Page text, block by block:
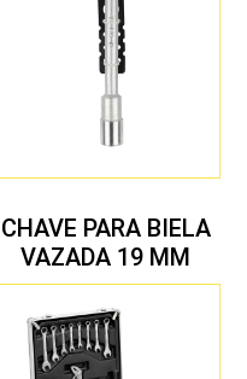
CHAVE PARA BIELA
VAZADA 19 MM